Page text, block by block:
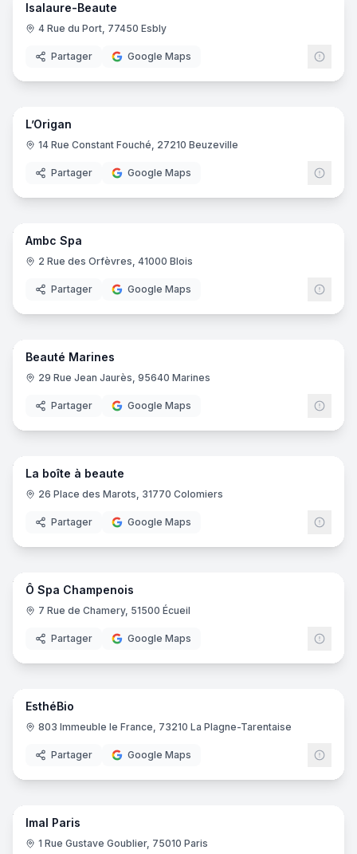
Isalaure-Beaute
4 Rue du Port, 77450 Esbly
Partager Google Maps
16
L’Origan
14 Rue Constant Fouché, 27210 Beuzeville
Partager Google Maps
17
Ambc Spa
2 Rue des Orfèvres, 41000 Blois
Partager Google Maps
8
Beauté Marines
29 Rue Jean Jaurès, 95640 Marines
Partager Google Maps
6
La boîte à beaute
26 Place des Marots, 31770 Colomiers
Partager Google Maps
11
Ô Spa Champenois
7 Rue de Chamery, 51500 Écueil
Partager Google Maps
6
EsthéBio
803 Immeuble le France, 73210 La Plagne-Tarentaise
Partager Google Maps
7
Imal Paris
1 Rue Gustave Goublier, 75010 Paris